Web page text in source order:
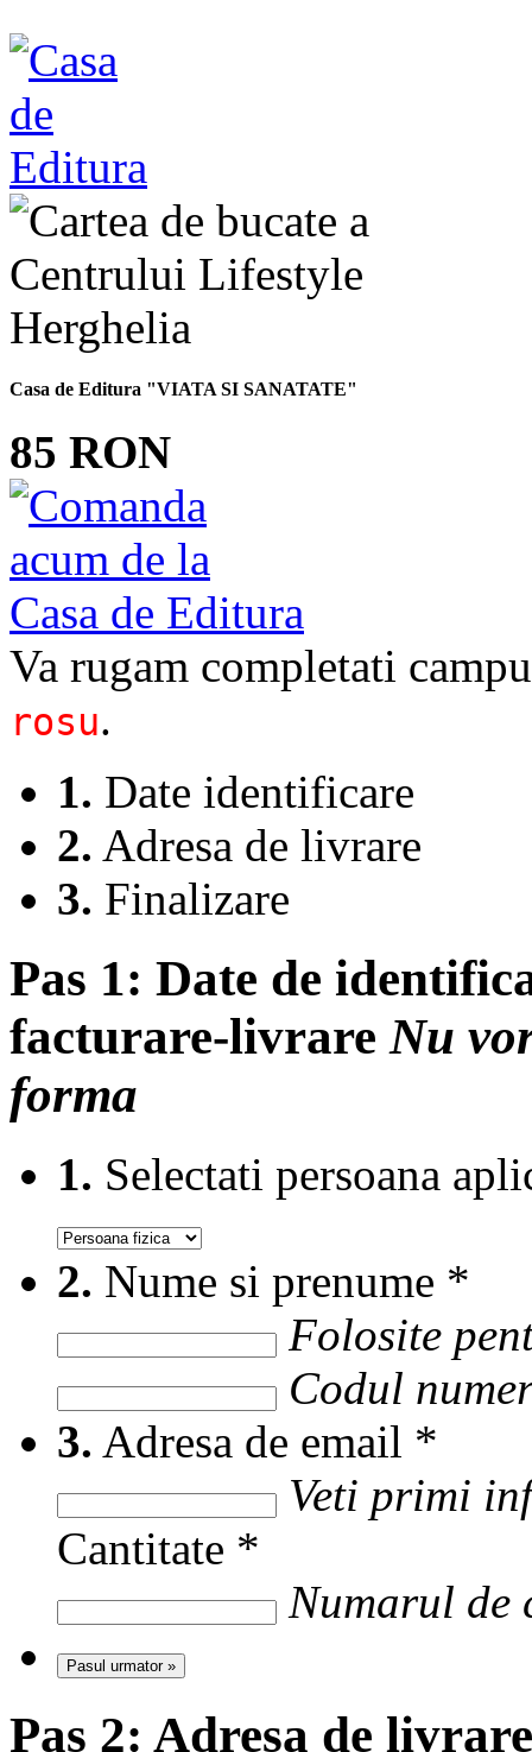
Casa de Editura "VIATA SI SANATATE"
85 RON
Va rugam completati
rosu.
1. Date identificare
2. Adresa de livrare
3. Finalizare
Pas 1: Date de
facturare-livrareNu
forma
1. Selectati persoana
2. Nume si prenume *
Folosite
Codul
3. Adresa de email *
Veti primi
Cantitate *
Numarul de
Pasul urmator »
Pas 2: Adresa de